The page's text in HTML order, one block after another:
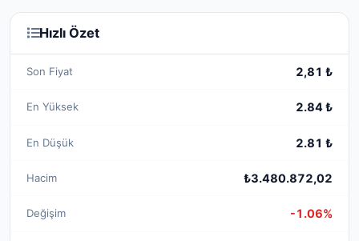
Hızlı Özet
Son Fiyat 2,81 ₺
En Yüksek 2.84 ₺
En Düşük 2.81 ₺
Hacim ₺3.480.872,02
Değişim -1.06%